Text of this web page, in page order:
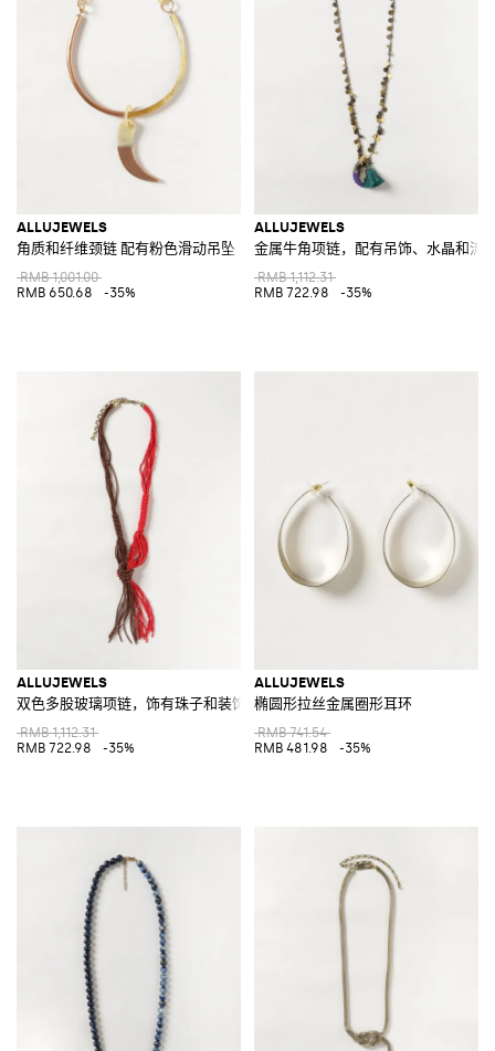
ALLUJEWELS
角质和纤维颈链 配有粉色滑动吊坠
RMB 1,001.00
RMB 650.68
-35%
ALLUJEWELS
金属牛角项链，配有吊饰、水晶和流
RMB 1,112.31
RMB 722.98
-35%
ALLUJEWELS
双色多股玻璃项链，饰有珠子和装饰结
RMB 1,112.31
RMB 722.98
-35%
ALLUJEWELS
椭圆形拉丝金属圈形耳环
RMB 741.54
RMB 481.98
-35%